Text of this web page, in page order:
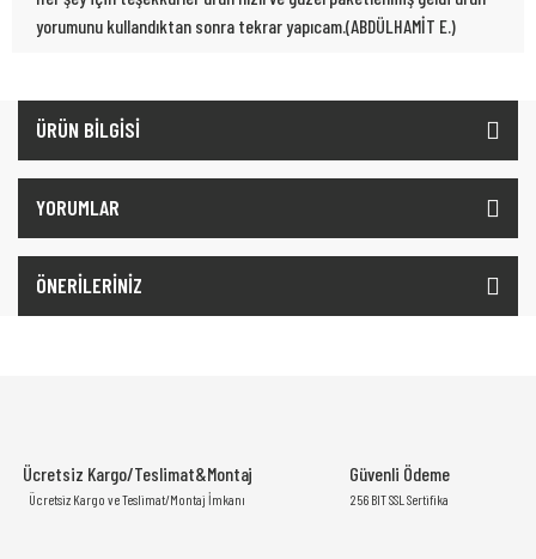
yorumunu kullandıktan sonra tekrar yapıcam.(ABDÜLHAMİT E.)
ÜRÜN BİLGİSİ
YORUMLAR
ÖNERİLERİNİZ
Ücretsiz Kargo/Teslimat&Montaj
Ücretsiz Kargo ve Teslimat/Montaj İmkanı
Güvenli Ödeme
256 BIT SSL Sertifika